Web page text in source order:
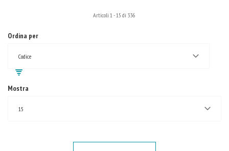
Ordina per
Codice
Articoli 1 -15 di 336
Mostra
15